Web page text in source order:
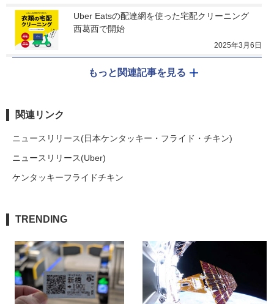
Uber Eatsの配達網を使った宅配クリーニング
西葛西で開始
2025年3月6日
もっと関連記事を見る
関連リンク
ニュースリリース(日本ケンタッキー・フライド・チキン)
ニュースリリース(Uber)
ケンタッキーフライドチキン
TRENDING